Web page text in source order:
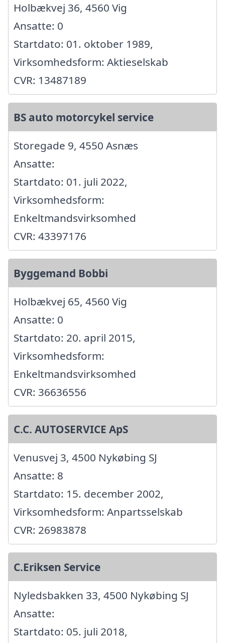
Holbækvej 36, 4560 Vig
Ansatte: 0
Startdato: 01. oktober 1989,
Virksomhedsform: Aktieselskab
CVR: 13487189
BS auto motorcykel service
Storegade 9, 4550 Asnæs
Ansatte:
Startdato: 01. juli 2022,
Virksomhedsform:
Enkeltmandsvirksomhed
CVR: 43397176
Byggemand Bobbi
Holbækvej 65, 4560 Vig
Ansatte: 0
Startdato: 20. april 2015,
Virksomhedsform:
Enkeltmandsvirksomhed
CVR: 36636556
C.C. AUTOSERVICE ApS
Venusvej 3, 4500 Nykøbing SJ
Ansatte: 8
Startdato: 15. december 2002,
Virksomhedsform: Anpartsselskab
CVR: 26983878
C.Eriksen Service
Nyledsbakken 33, 4500 Nykøbing SJ
Ansatte:
Startdato: 05. juli 2018,